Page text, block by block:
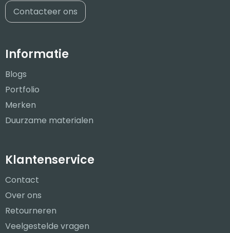
Contacteer ons
Informatie
Blogs
Portfolio
Merken
Duurzame materialen
Klantenservice
Contact
Over ons
Retourneren
Veelgestelde vragen